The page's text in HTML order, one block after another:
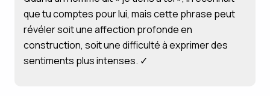
que tu comptes pour lui, mais cette phrase peut
révéler soit une affection profonde en
construction, soit une difficulté à exprimer des
sentiments plus intenses. ✓